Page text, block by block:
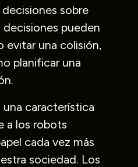
sobre
pueden
evitar una colisión,
planificar una
una característica
a los robots
cada vez más
sociedad. Los